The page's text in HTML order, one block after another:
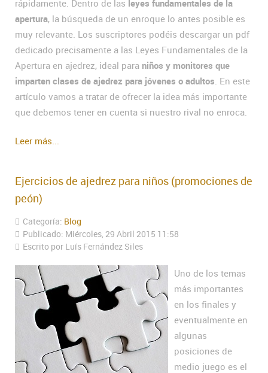
rápidamente. Dentro de las leyes fundamentales de la
apertura, la búsqueda de un enroque lo antes posible es
muy relevante. Los suscriptores podéis descargar un pdf
dedicado precisamente a las Leyes Fundamentales de la
Apertura en ajedrez, ideal para niños y monitores que
imparten clases de ajedrez para jóvenes o adultos . En este
artículo vamos a tratar de ofrecer la idea más importante
que debemos tener en cuenta si nuestro rival no enroca.
Leer más...
Ejercicios de ajedrez para niños (promociones de
peón)
Categoría: Blog
Publicado: Miércoles, 29 Abril 2015 11:58
Escrito por Luís Fernández Siles
Uno de los temas
más importantes
en los finales y
eventualmente en
algunas
posiciones de
medio juego es el